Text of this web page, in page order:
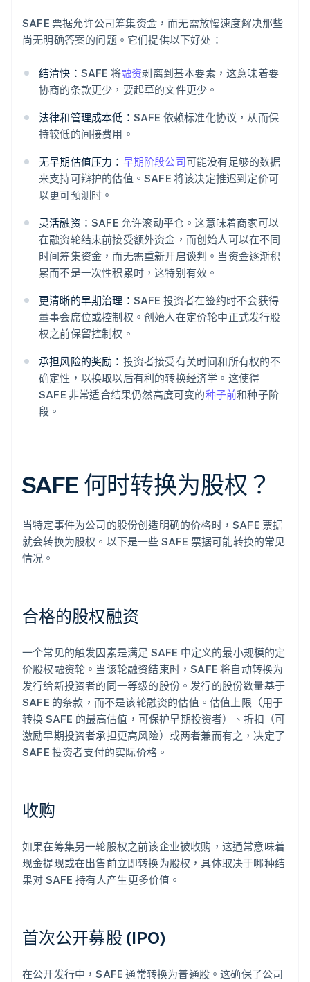
SAFE 票据允许公司筹集资金，而无需放慢速度解决那些
尚无明确答案的问题。它们提供以下好处：
结清快： SAFE 将融资剥离到基本要素，这意味着要
协商的条款更少，要起草的文件更少。
法律和管理成本低： SAFE 依赖标准化协议，从而保
持较低的间接费用。
无早期估值压力： 早期阶段公司可能没有足够的数据
来支持可辩护的估值。SAFE 将该决定推迟到定价可
以更可预测时。
灵活融资： SAFE 允许滚动平仓。这意味着商家可以
在融资轮结束前接受额外资金，而创始人可以在不同
时间筹集资金，而无需重新开启谈判。当资金逐渐积
累而不是一次性积累时，这特别有效。
更清晰的早期治理： SAFE 投资者在签约时不会获得
董事会席位或控制权。创始人在定价轮中正式发行股
权之前保留控制权。
承担风险的奖励： 投资者接受有关时间和所有权的不
确定性，以换取以后有利的转换经济学。这使得
SAFE 非常适合结果仍然高度可变的种子前和种子阶
段。
SAFE 何时转换为股权？
当特定事件为公司的股份创造明确的价格时，SAFE 票据
就会转换为股权。以下是一些 SAFE 票据可能转换的常见
情况。
合格的股权融资
一个常见的触发因素是满足 SAFE 中定义的最小规模的定
价股权融资轮。当该轮融资结束时，SAFE 将自动转换为
发行给新投资者的同一等级的股份。发行的股份数量基于
SAFE 的条款，而不是该轮融资的估值。估值上限（用于
转换 SAFE 的最高估值，可保护早期投资者）、折扣（可
激励早期投资者承担更高风险）或两者兼而有之，决定了
SAFE 投资者支付的实际价格。
收购
如果在筹集另一轮股权之前该企业被收购，这通常意味着
现金提现或在出售前立即转换为股权，具体取决于哪种结
果对 SAFE 持有人产生更多价值。
首次公开募股 (IPO)
在公开发行中，SAFE 通常转换为普通股。这确保了公司